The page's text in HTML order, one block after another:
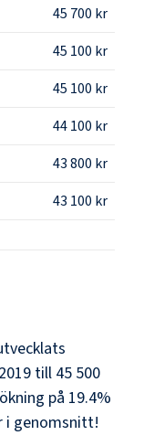
45 700 kr
45 100 kr
45 100 kr
44 100 kr
43 800 kr
43 100 kr
till 45 500
på 19.4%
i genomsnitt!